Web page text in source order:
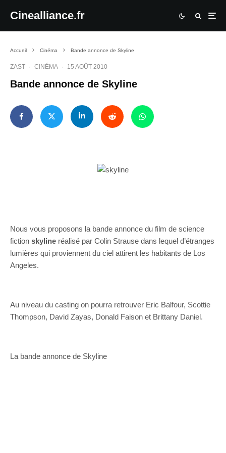
Cinealliance.fr
Accueil Cinéma Bande annonce de Skyline
ZAST · CINÉMA · 15 AOÛT 2010
Bande annonce de Skyline
Nous vous proposons la bande annonce du film de science
fiction skyline réalisé par Colin Strause dans lequel d’étranges
lumières qui proviennent du ciel attirent les habitants de Los
Angeles.
Au niveau du casting on pourra retrouver Eric Balfour, Scottie
Thompson, David Zayas, Donald Faison et Brittany Daniel.
La bande annonce de Skyline